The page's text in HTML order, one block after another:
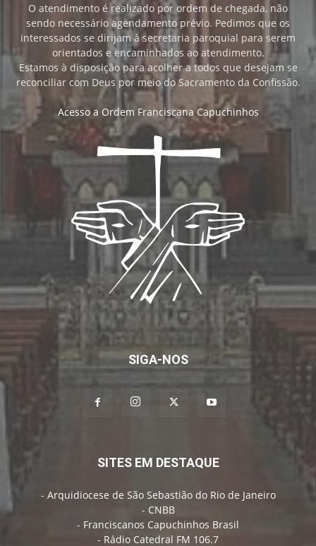
O atendimento é realizado por ordem de chegada, não
sendo necessário agendamento prévio. Pedimos que os
interessados se dirijam à secretaria paroquial para serem
orientados e encaminhados ao atendimento.
Estamos à disposição para acolher a todos que desejam se
reconciliar com Deus por meio do Sacramento da Confissão.
Acesso a Ordem Franciscana Capuchinhos
SIGA-NOS
SITES EM DESTAQUE
- Arquidiocese de São Sebastião do Rio de Janeiro
- CNBB
- Franciscanos Capuchinhos Brasil
- Rádio Catedral FM 106.7